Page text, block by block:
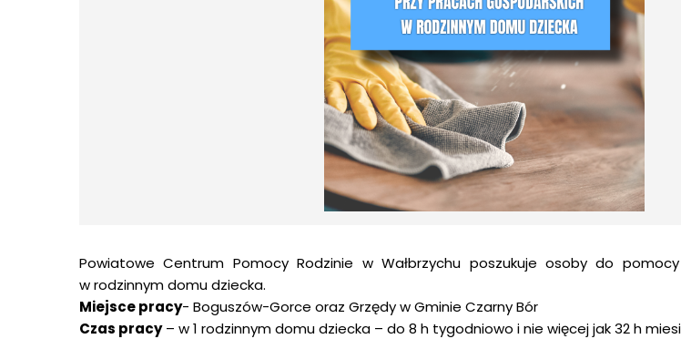
Powiatowe Centrum Pomocy Rodzinie w Wałbrzychu poszukuje osoby do
w rodzinnym domu dziecka.
Miejsce pracy- Boguszów-Gorce oraz Grzędy w Gminie Czarny Bór
Czas pracy– w 1 rodzinnym domu dziecka – do 8 h tygodniowo i nie więcej jak 32 h